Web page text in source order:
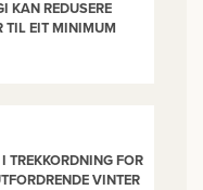
KAN REDUSERE
TIL EIT MINIMUM
TREKKORDNING FOR
VINTER